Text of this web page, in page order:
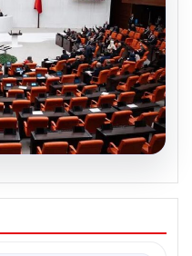
Teklifi Yasama